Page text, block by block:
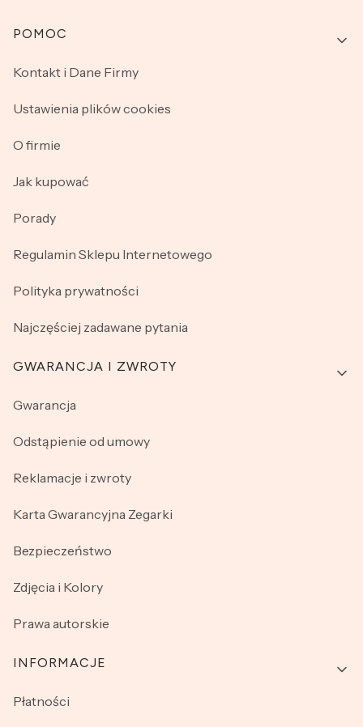
Linki w stopce
POMOC
Kontakt i Dane Firmy
Ustawienia plików cookies
O firmie
Jak kupować
Porady
Regulamin Sklepu Internetowego
Polityka prywatności
Najczęściej zadawane pytania
GWARANCJA I ZWROTY
Gwarancja
Odstąpienie od umowy
Reklamacje i zwroty
Karta Gwarancyjna Zegarki
Bezpieczeństwo
Zdjęcia i Kolory
Prawa autorskie
INFORMACJE
Płatności